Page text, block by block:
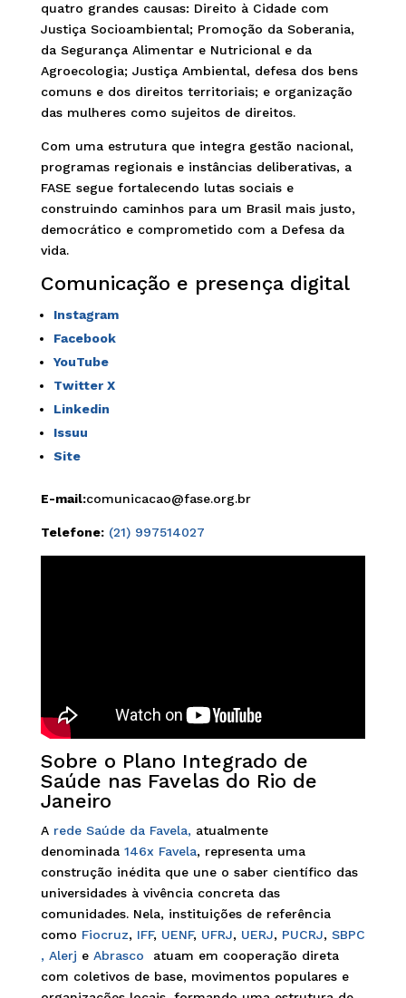
quatro grandes causas: Direito à Cidade com
Justiça Socioambiental; Promoção da Soberania,
da Segurança Alimentar e Nutricional e da
Agroecologia; Justiça Ambiental, defesa dos bens
comuns e dos direitos territoriais; e organização
das mulheres como sujeitos de direitos.
Com uma estrutura que integra gestão nacional,
programas regionais e instâncias deliberativas, a
FASE segue fortalecendo lutas sociais e
construindo caminhos para um Brasil mais justo,
democrático e comprometido com a Defesa da
vida.
Comunicação e presença digital
Instagram
Facebook
YouTube
Twitter X
Linkedin
Issuu
Site
E-mail:comunicacao@fase.org.br
Telefone: (21) 997514027
Sobre o Plano Integrado de
Saúde nas Favelas do Rio de
Janeiro
A rede Saúde da Favela, atualmente
denominada 146x Favela, representa uma
construção inédita que une o saber científico das
universidades à vivência concreta das
comunidades. Nela, instituições de referência
como Fiocruz, IFF, UENF, UFRJ, UERJ, PUCRJ, SBPC
, Alerj e Abrasco atuam em cooperação direta
com coletivos de base, movimentos populares e